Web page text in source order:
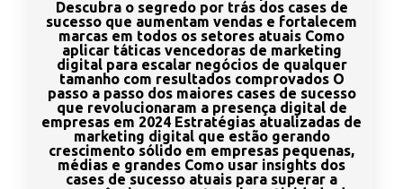
Descubra o segredo por trás dos cases de
sucesso que aumentam vendas e fortalecem
marcas em todos os setores atuais Como
aplicar táticas vencedoras de marketing
digital para escalar negócios de qualquer
tamanho com resultados comprovados O
passo a passo dos maiores cases de sucesso
que revolucionaram a presença digital de
empresas em 2024 Estratégias atualizadas de
marketing digital que estão gerando
crescimento sólido em empresas pequenas,
médias e grandes Como usar insights dos
cases de sucesso atuais para superar a